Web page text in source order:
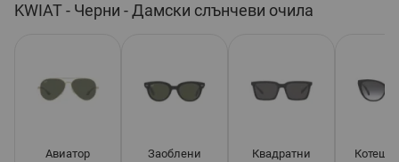
KWIAT - Черни - Дамски слънчеви очила
Авиатор Заоблени Квадратни